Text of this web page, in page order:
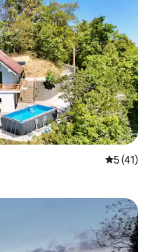
oaspeților
Scor
5 (41)
oaspeților